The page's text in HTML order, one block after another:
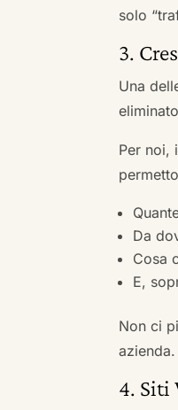
solo
3.
Una
Per noi,
Da
Cosa
E,
Non ci
4. Siti